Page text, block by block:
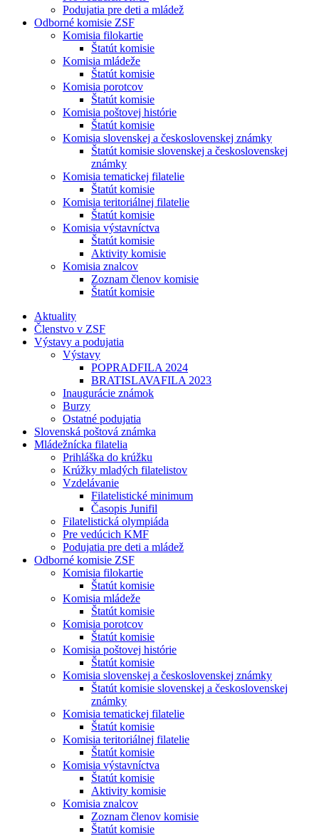
Podujatia pre deti a mládež
Odborné komisie ZSF
Komisia filokartie
Štatút komisie
Komisia mládeže
Štatút komisie
Komisia porotcov
Štatút komisie
Komisia poštovej histórie
Štatút komisie
Komisia slovenskej a československej známky
Štatút komisie slovenskej a československej
známky
Komisia tematickej filatelie
Štatút komisie
Komisia teritoriálnej filatelie
Štatút komisie
Komisia výstavníctva
Štatút komisie
Aktivity komisie
Komisia znalcov
Zoznam členov komisie
Štatút komisie
Aktuality
Členstvo v ZSF
Výstavy a podujatia
Výstavy
POPRADFILA 2024
BRATISLAVAFILA 2023
Inaugurácie známok
Burzy
Ostatné podujatia
Slovenská poštová známka
Mládežnícka filatelia
Prihláška do krúžku
Krúžky mladých filatelistov
Vzdelávanie
Filatelistické minimum
Časopis Junifil
Filatelistická olympiáda
Pre vedúcich KMF
Podujatia pre deti a mládež
Odborné komisie ZSF
Komisia filokartie
Štatút komisie
Komisia mládeže
Štatút komisie
Komisia porotcov
Štatút komisie
Komisia poštovej histórie
Štatút komisie
Komisia slovenskej a československej známky
Štatút komisie slovenskej a československej
známky
Komisia tematickej filatelie
Štatút komisie
Komisia teritoriálnej filatelie
Štatút komisie
Komisia výstavníctva
Štatút komisie
Aktivity komisie
Komisia znalcov
Zoznam členov komisie
Štatút komisie